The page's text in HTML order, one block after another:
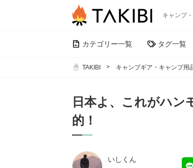
キャンプ
カテゴリー一覧 タグ一覧
TAKIBI キャンプギア・キャンプ用
日本よ、これがハン
的！
いしくん